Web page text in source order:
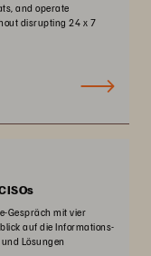
and operate
disrupting 24 x 7
Gespräch mit vier
auf die Informations­
Lösungen